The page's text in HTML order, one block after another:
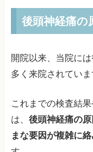
後頭神経痛の
開院以来、当院に
多く来院されていま
これまでの検査結
は、後頭神経痛の
まな要因が複雑に